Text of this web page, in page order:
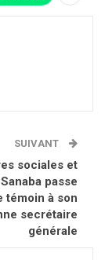
SUIVANT
sociales et
passe
témoin à son
secrétaire
générale